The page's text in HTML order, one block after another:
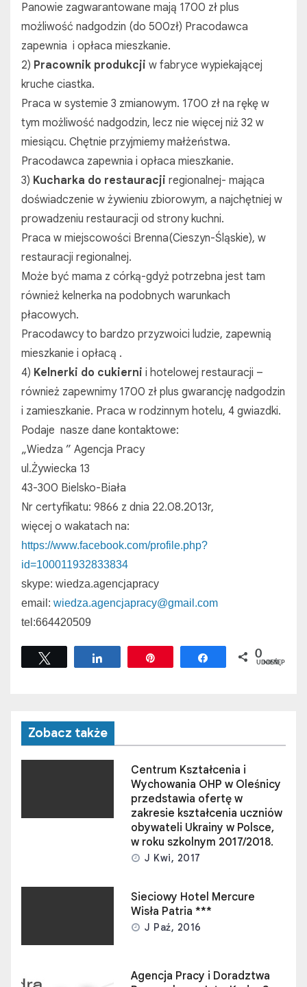
Panowie zagwarantowane mają 1700 zł plus
możliwość nadgodzin (do 500zł) Pracodawca
zapewnia i opłaca mieszkanie.
2) Pracownik produkcji w fabryce wypiekającej
kruche ciastka.
Praca w systemie 3 zmianowym. 1700 zł na rękę w
tym możliwość nadgodzin, lecz nie więcej niż 32 w
miesiącu. Chętnie przyjmiemy małżeństwa.
Pracodawca zapewnia i opłaca mieszkanie.
3) Kucharka do restauracji regionalnej- mająca
doświadczenie w żywieniu zbiorowym, a najchętniej w
prowadzeniu restauracji od strony kuchni.
Praca w miejscowości Brenna(Cieszyn-Śląskie), w
restauracji regionalnej.
Może być mama z córką-gdyż potrzebna jest tam
również kelnerka na podobnych warunkach
płacowych.
Pracodawcy to bardzo przyzwoici ludzie, zapewnią
mieszkanie i opłacą .
4) Kelnerki do cukierni i hotelowej restauracji –
również zapewnimy 1700 zł plus gwarancję nadgodzin
i zamieszkanie. Praca w rodzinnym hotelu, 4 gwiazdki.
Podaje nasze dane kontaktowe:
„Wiedza ” Agencja Pracy
ul.Żywiecka 13
43-300 Bielsko-Biała
Nr certyfikatu: 9866 z dnia 22.08.2013r,
więcej o wakatach na:
https://www.facebook.com/profile.php?
id=100011932833834
skype: wiedza.agencjapracy
email: wiedza.agencjapracy@gmail.com
tel:664420509
Udostępnij Udostępnij
0
UDOSTĘPNIEŃ
Zobacz także
Centrum Kształcenia i
Wychowania OHP w Oleśnicy
przedstawia ofertę w
zakresie kształcenia uczniów
obywateli Ukrainy w Polsce,
w roku szkolnym 2017/2018.
J Kwi, 2017
Sieciowy Hotel Mercure
Wisła Patria ***
J Paź, 2016
Agencja Pracy i Doradztwa